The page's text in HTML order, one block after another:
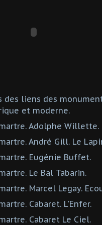
des liens des
et moderne.
Adolphe Willette.
André Gill. Le
Eugénie Buffet.
Le Bal Tabarin.
Marcel Legay.
Cabaret. L'Enfer.
Cabaret Le Ciel.